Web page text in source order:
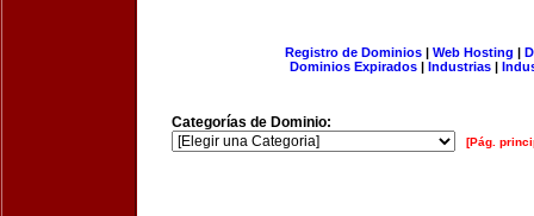
Registro de Dominios| Web Hosting |
Dominios Expirados | Industrias |
Categorías de Dominio:
[Pág.